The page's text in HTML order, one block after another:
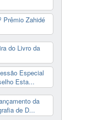
Prêmio Zahidé
do Livro da
Especial
Esta...
da
de D...